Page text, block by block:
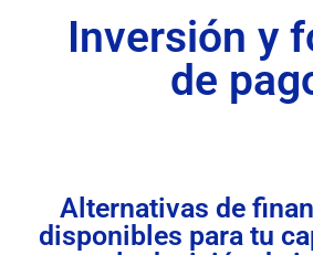
Inversión y
de
Alternativas de
disponibles para tu